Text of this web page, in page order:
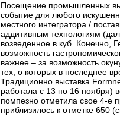
Посещение промышленных
событие для любого
местного интегратора /
аддитивным технологиям
возведенное в куб. Конечно,
возможность
важнее – ​за возможность
тех, о которых в последнее
Традиционно выставка
работала с 13 по 16 ноября)
помпезно отметила свое 4-е
приблизилось к отметке 650